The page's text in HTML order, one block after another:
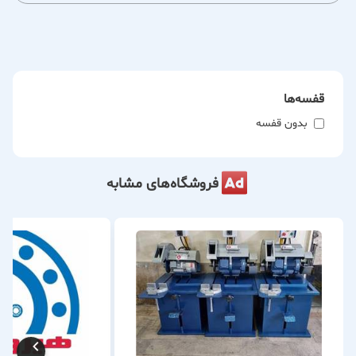
- درج تاریخ تولید بر روی محصولات
شرکت جهان پلیمر با تمرکز بر کیفیت و رضایت مشتری، گزینه‌ای
هستند.
قفسه‌ها
بدون قفسه
فروشگاه‌های مشابه